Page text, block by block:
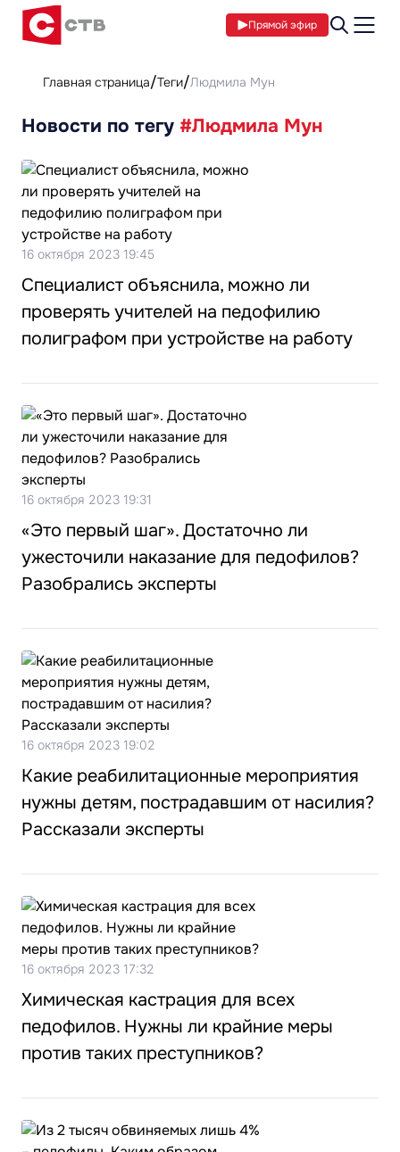
Прямой эфир
Главная страница Теги Людмила Мун
Новости по тегу #Людмила Мун
16 октября 2023 19:45
Специалист объяснила, можно ли
проверять учителей на педофилию
полиграфом при устройстве на работу
16 октября 2023 19:31
«Это первый шаг». Достаточно ли
ужесточили наказание для педофилов?
Разобрались эксперты
16 октября 2023 19:02
Какие реабилитационные мероприятия
нужны детям, пострадавшим от насилия?
Рассказали эксперты
16 октября 2023 17:32
Химическая кастрация для всех
педофилов. Нужны ли крайние меры
против таких преступников?